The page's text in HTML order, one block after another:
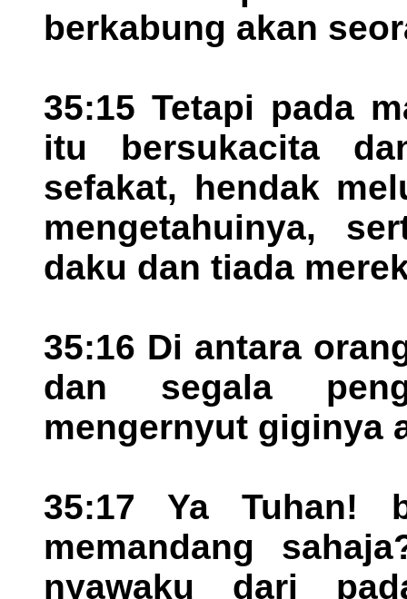
berkabung akan
35:15 Tetapi pada
itu bersukacita
sefakat, hendak
mengetahuinya,
daku dan tiada
35:16 Di antara
dan segala
mengernyut giginya
35:17 Ya Tuhan!
memandang
nyawaku dari